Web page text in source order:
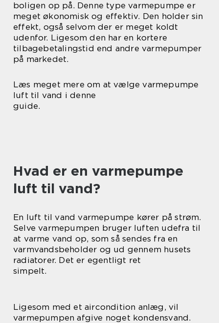
boligen op på. Denne type varmepumpe er
meget økonomisk og effektiv. Den holder sin
effekt, også selvom der er meget koldt
udenfor. Ligesom den har en kortere
tilbagebetalingstid end andre varmepumper
på markedet.
Læs meget mere om at vælge varmepumpe
luft til vand i denne
guide.
Hvad er en varmepumpe
luft til vand?
En luft til vand varmepumpe kører på strøm.
Selve varmepumpen bruger luften udefra til
at varme vand op, som så sendes fra en
varmvandsbeholder og ud gennem husets
radiatorer. Det er egentligt ret
simpelt.
Ligesom med et aircondition anlæg, vil
varmepumpen afgive noget kondensvand.